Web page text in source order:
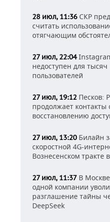
28 июл, 11:36 СКР
считать
отягчающим
27 июл, 22:04
недоступен для тысяч
пользователей
27 июл, 19:12 Песков:
продолжает контакты
восстановлению
27 июл, 13:20Билайн
скоростной 4G-
Вознесенском тракте
27 июл, 11:37 В
одной компании
разглашение тайны
DeepSeek